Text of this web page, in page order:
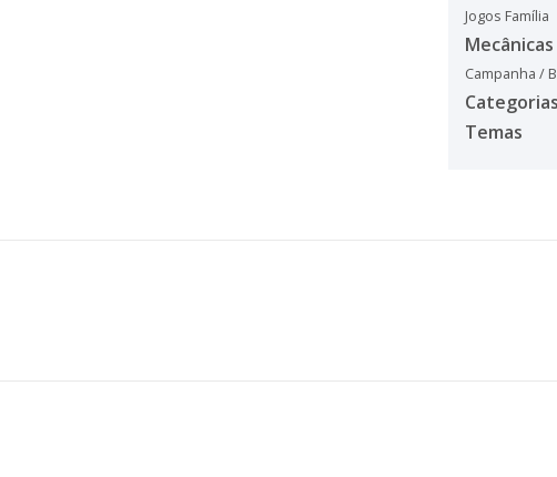
Jogos Família
Mecânicas
Campanha /
Categorias
Temas